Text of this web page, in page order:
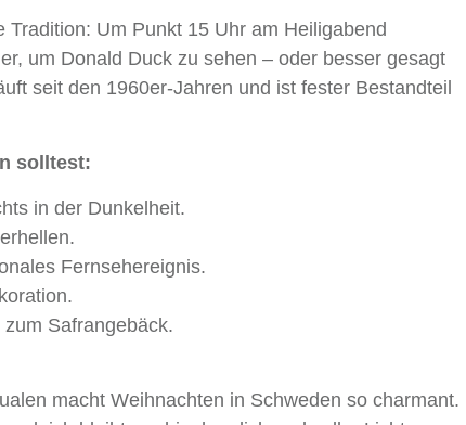
Um Punkt 15 Uhr am Heiligabend
um Donald Duck zu sehen – oder besser gesagt
seit den 1960er-Jahren und ist fester Bestandteil
solltest:
in der Dunkelheit.
Fernsehereignis.
Safrangebäck.
macht Weihnachten in Schweden so charmant.